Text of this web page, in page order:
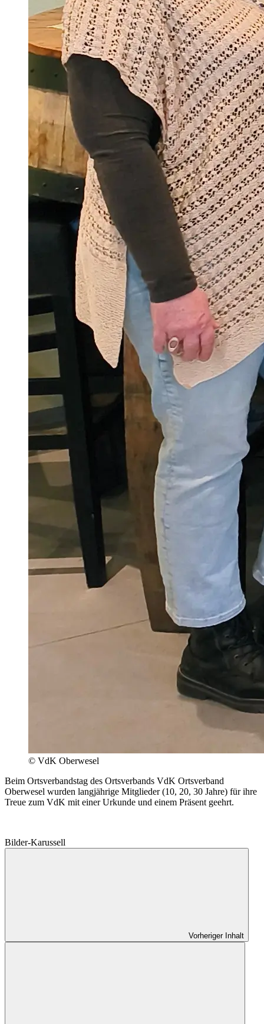
© VdK Oberwesel
Beim Ortsverbandstag des Ortsverbands VdK Ortsverband
Oberwesel wurden langjährige Mitglieder (10, 20, 30 Jahre) für ihre
Treue zum VdK mit einer Urkunde und einem Präsent geehrt.
Bilder-Karussell
Vorheriger Inhalt